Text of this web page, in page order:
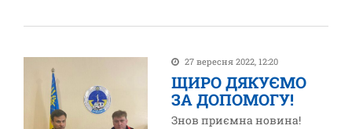
27 вересня 2022, 12:20
ЩИРО ДЯКУЄМО
ЗА ДОПОМОГУ!
Знов приємна новина!